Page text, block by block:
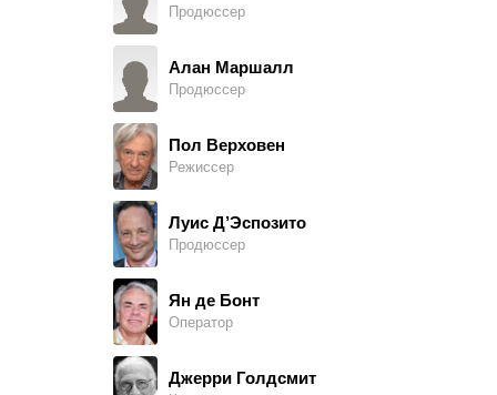
Майкл Хэлтон
Лони Экерман
Джон Сайммит
Денис Арндт
Брюс А. Янг
Продюссер
Алан Маршалл
Продюссер
Пол Верховен
Режиссер
Луис Д’Эспозито
Продюссер
Ян де Бонт
Оператор
Джерри Голдсмит